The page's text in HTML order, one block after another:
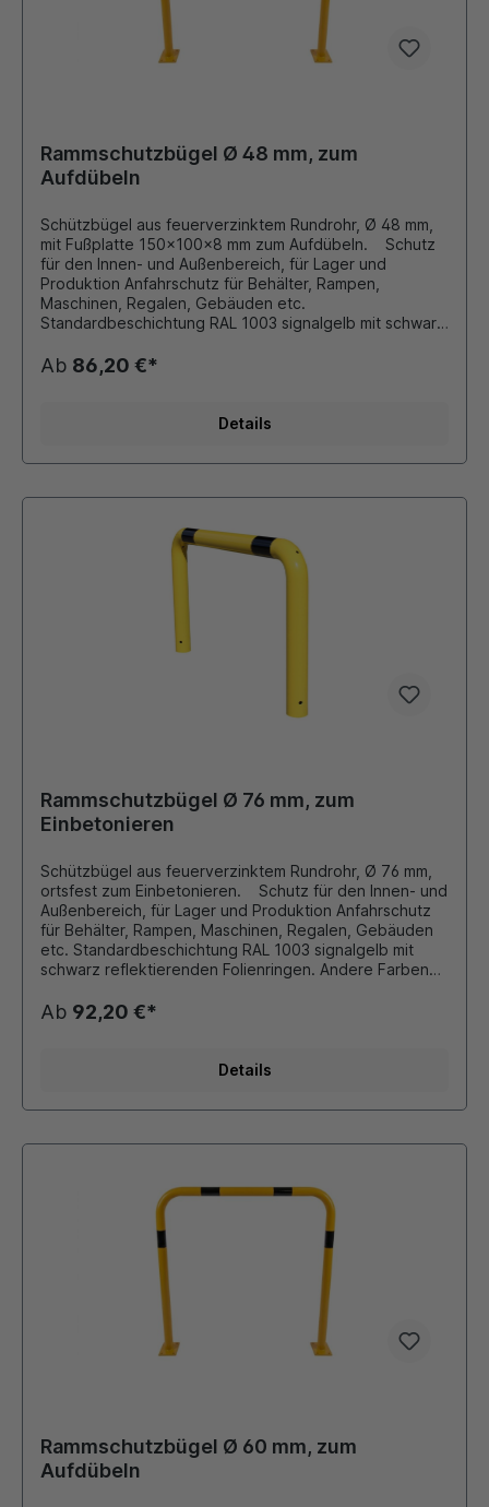
Rammschutzbügel Ø 48 mm, zum
Aufdübeln
Schützbügel aus feuerverzinktem Rundrohr, Ø 48 mm,
mit Fußplatte 150x100x8 mm zum Aufdübeln. Schutz
für den Innen- und Außenbereich, für Lager und
Produktion Anfahrschutz für Behälter, Rampen,
Maschinen, Regalen, Gebäuden etc.
Standardbeschichtung RAL 1003 signalgelb mit schwarz
rot reflektierenden Folienringen. Andere Farben und
Größen auf Anfrage möglich!!!
Ab 86,20 €*
Details
Rammschutzbügel Ø 76 mm, zum
Einbetonieren
Schützbügel aus feuerverzinktem Rundrohr, Ø 76 mm,
ortsfest zum Einbetonieren. Schutz für den Innen- und
Außenbereich, für Lager und Produktion Anfahrschutz
für Behälter, Rampen, Maschinen, Regalen, Gebäuden
etc. Standardbeschichtung RAL 1003 signalgelb mit
schwarz reflektierenden Folienringen. Andere Farben
Ab 92,20 €*
Details
Rammschutzbügel Ø 60 mm, zum
Aufdübeln